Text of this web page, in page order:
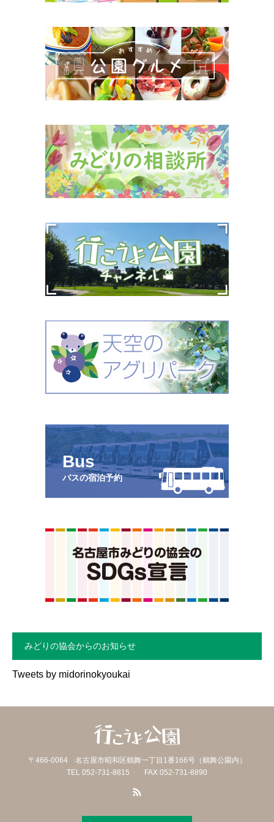
Bus
バスの宿泊予約
みどりの協会からのお知らせ
Tweets by midorinokyoukai
〒466-0064 名古屋市昭和区鶴舞一丁目1番166号（鶴舞公園内）
TEL 052-731-8815 FAX 052-731-8890